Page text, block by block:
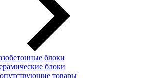
блоки
блоки
товары